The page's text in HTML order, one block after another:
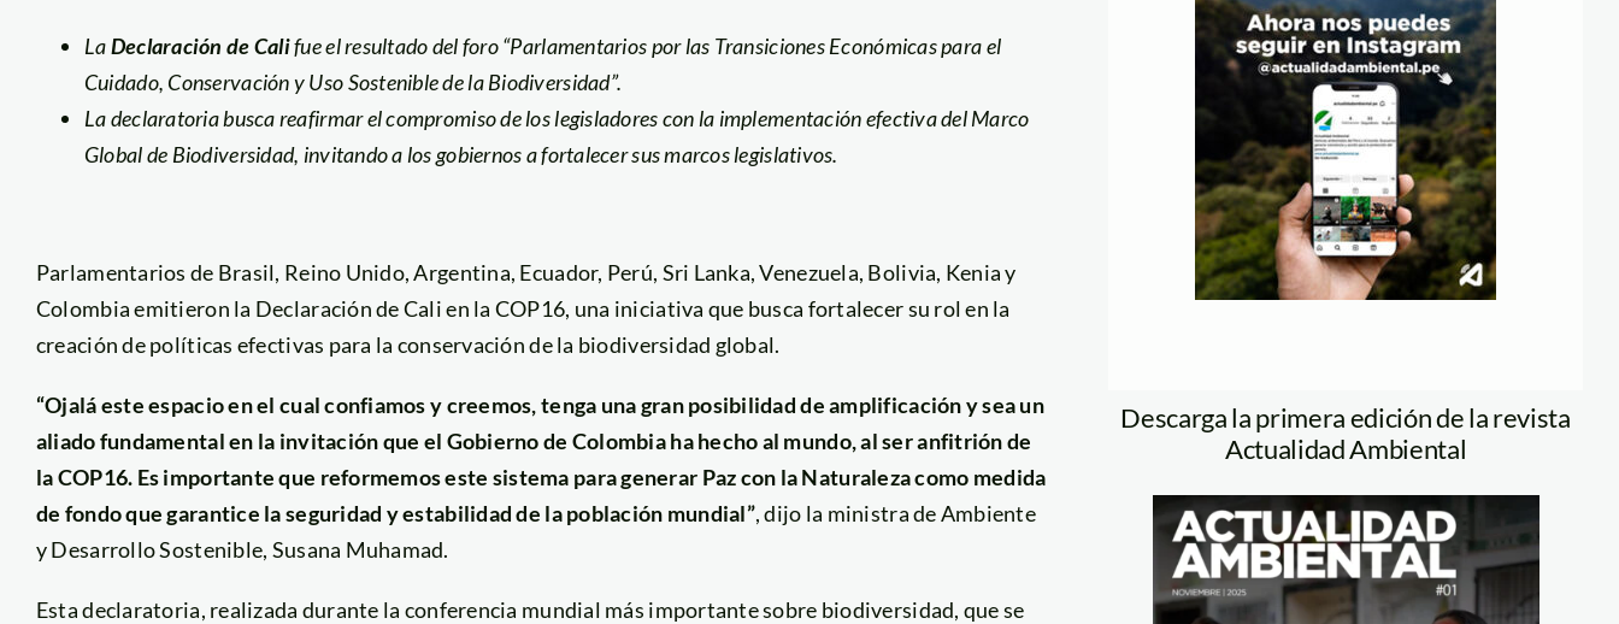
LaDeclaración de Califue el resultado del foro “Parlamentarios por las Transiciones Económicas para el
Cuidado, Conservación y Uso Sostenible de la Biodiversidad”.
La declaratoria busca reafirmar el compromiso de los legisladores con la implementación efectiva del Marco
Global de Biodiversidad, invitando a los gobiernos a fortalecer sus marcos legislativos.
Parlamentarios de Brasil, Reino Unido, Argentina, Ecuador, Perú, Sri Lanka, Venezuela, Bolivia, Kenia y
Colombia emitieron la Declaración de Cali en la COP16, una iniciativa que busca fortalecer su rol en la
creación de políticas efectivas para la conservación de la biodiversidad global.
“Ojalá este espacio en el cual confiamos y creemos, tenga una gran posibilidad de amplificación y sea un
aliado fundamental en la invitación que el Gobierno de Colombia ha hecho al mundo, al ser anfitrión de
la COP16. Es importante que reformemos este sistema para generar Paz con la Naturaleza como medida
de fondo que garantice la seguridad y estabilidad de la población mundial”, dijo la ministra de Ambiente
y Desarrollo Sostenible, Susana Muhamad.
Esta declaratoria, realizada durante la conferencia mundial más importante sobre biodiversidad, que se
Descarga la primera edición de la revista
Actualidad Ambiental